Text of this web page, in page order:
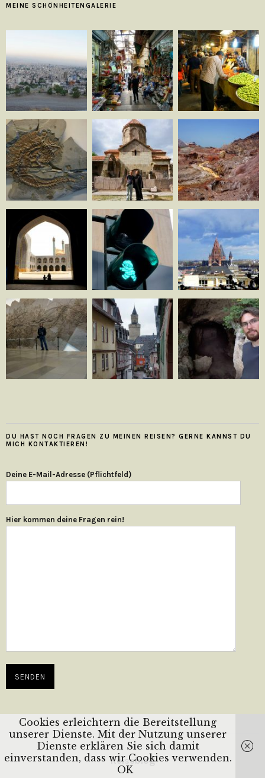
MEINE SCHÖNHEITENGALERIE
DU HAST NOCH FRAGEN ZU MEINEN REISEN? GERNE KANNST DU
MICH KONTAKTIEREN!
Deine E-Mail-Adresse (Pflichtfeld)
Hier kommen deine Fragen rein!
Reiseblog
Cookies erleichtern die Bereitstellung
unserer Dienste. Mit der Nutzung unserer
Dienste erklären Sie sich damit
einverstanden, dass wir Cookies verwenden.
OK